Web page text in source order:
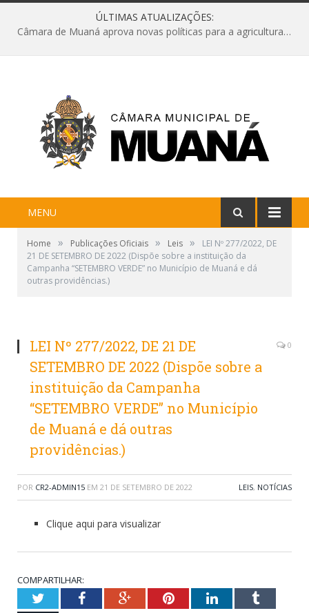
ÚLTIMAS ATUALIZAÇÕES:
Câmara de Muaná aprova novas políticas para a agricultura e solicita reforma da Ponte do Reduto
MENU
Home » Publicações Oficiais » Leis »
LEI Nº 277/2022, DE
21 DE SETEMBRO DE 2022 (Dispõe sobre a instituição da
Campanha “SETEMBRO VERDE” no Município de Muaná e dá
outras providências.)
LEI Nº 277/2022, DE 21 DE
SETEMBRO DE 2022 (Dispõe sobre a
instituição da Campanha
“SETEMBRO VERDE” no Município
de Muaná e dá outras
providências.)
0
POR CR2-ADMIN15 EM 21 DE SETEMBRO DE 2022 LEIS, NOTÍCIAS
Clique aqui para visualizar
COMPARTILHAR:
TwitterFacebookGoogle+PinterestLinkedInTumblr